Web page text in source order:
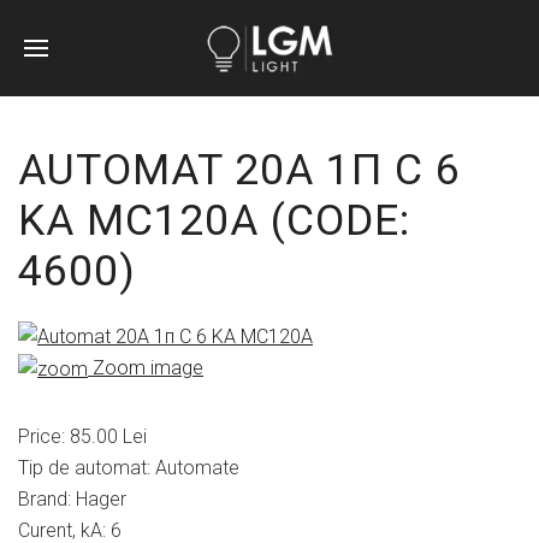
AUTOMAT 20A 1П C 6
KA MC120A (CODE:
4600)
Zoom image
Price: 85.00 Lei
Tip de automat: Automate
Brand: Hager
Curent, kA: 6